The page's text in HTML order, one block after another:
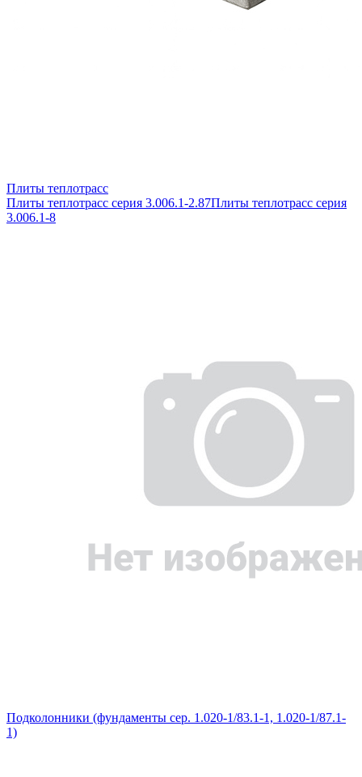
Плиты теплотрасс
Плиты теплотрасс серия 3.006.1-2.87Плиты теплотрасс серия
3.006.1-8
Подколонники (фундаменты сер. 1.020-1/83.1-1, 1.020-1/87.1-
1)